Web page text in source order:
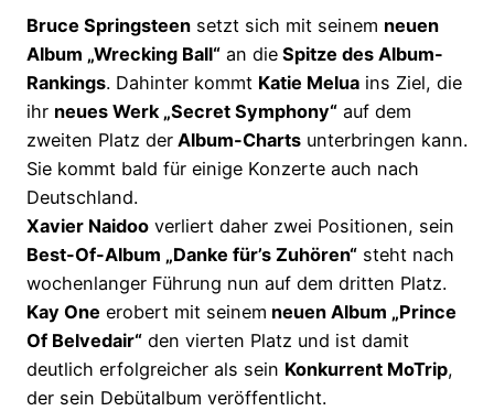
Bruce Springsteen setzt sich mit seinem neuen
Album „Wrecking Ball“ an die Spitze des Album-
Rankings. Dahinter kommt Katie Melua ins Ziel, die
ihr neues Werk „Secret Symphony“ auf dem
zweiten Platz der Album-Charts unterbringen kann.
Sie kommt bald für einige Konzerte auch nach
Deutschland.
Xavier Naidoo verliert daher zwei Positionen, sein
Best-Of-Album „Danke für’s Zuhören“ steht nach
wochenlanger Führung nun auf dem dritten Platz.
Kay One erobert mit seinem neuen Album „Prince
Of Belvedair“ den vierten Platz und ist damit
deutlich erfolgreicher als sein Konkurrent MoTrip,
der sein Debütalbum veröffentlicht.